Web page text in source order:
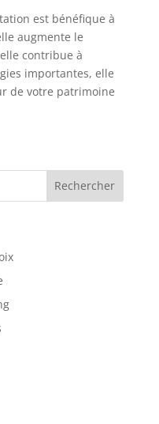
est bénéfique à
augmente le
contribue à
importantes, elle
de votre patrimoine